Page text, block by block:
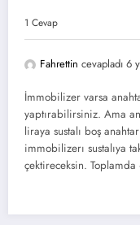
1 Cevap
Fahrettin cevapladı 6
İmmobilizer varsa
yaptırabilirsiniz. Ama
liraya sustalı boş
immobilizerı sustalıya
çektireceksin.